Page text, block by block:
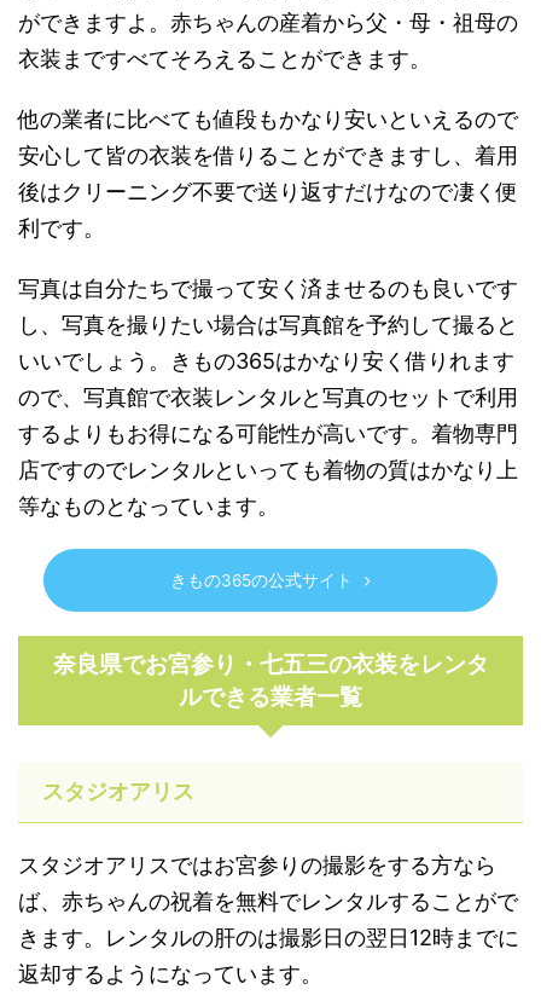
ができますよ。赤ちゃんの産着から父・母・祖母の
衣装まですべてそろえることができます。
他の業者に比べても値段もかなり安いといえるので
安心して皆の衣装を借りることができますし、着用
後はクリーニング不要で送り返すだけなので凄く便
利です。
写真は自分たちで撮って安く済ませるのも良いです
し、写真を撮りたい場合は写真館を予約して撮ると
いいでしょう。きもの365はかなり安く借りれます
ので、写真館で衣装レンタルと写真のセットで利用
するよりもお得になる可能性が高いです。着物専門
店ですのでレンタルといっても着物の質はかなり上
等なものとなっています。
きもの365の公式サイト
奈良県でお宮参り・七五三の衣装をレンタ
ルできる業者一覧
スタジオアリス
スタジオアリスではお宮参りの撮影をする方なら
ば、赤ちゃんの祝着を無料でレンタルすることがで
きます。レンタルの肝のは撮影日の翌日12時までに
返却するようになっています。